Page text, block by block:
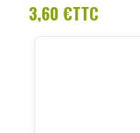
3,60 €TTC